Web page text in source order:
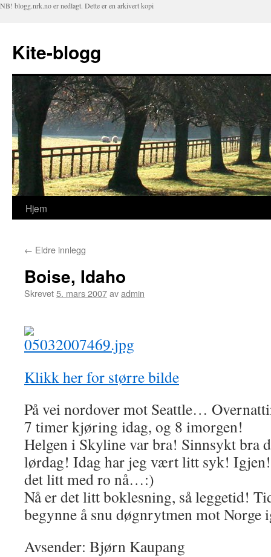
NB! blogg.nrk.no er nedlagt. Dette er en arkivert kopi
Kite-blogg
Hopp
innhold
Hjem
← Eldre innlegg
Boise, Idaho
Skrevet5. mars 2007avadmin
Klikk her for større bilde
På vei nordover mot Seattle…
7 timer kjøring idag, og 8 imorgen!
Helgen i Skyline var bra! Sinnsykt bra
lørdag! Idag har jeg vært litt syk! Igjen!
det litt med ro nå…:)
Nå er det litt boklesning, så leggetid!
begynne å snu døgnrytmen mot Norge
Avsender: Bjørn Kaupang